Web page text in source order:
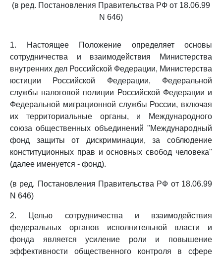
(в ред. Постановления Правительства РФ от 18.06.99
N 646)
1. Настоящее Положение определяет основы
сотрудничества и взаимодействия Министерства
внутренних дел Российской Федерации, Министерства
юстиции Российской Федерации, Федеральной
службы налоговой полиции Российской Федерации и
Федеральной миграционной службы России, включая
их территориальные органы, и Международного
союза общественных объединений "Международный
фонд защиты от дискриминации, за соблюдение
конституционных прав и основных свобод человека"
(далее именуется - фонд).
(в ред. Постановления Правительства РФ от 18.06.99
N 646)
2. Целью сотрудничества и взаимодействия
федеральных органов исполнительной власти и
фонда является усиление роли и повышение
эффективности общественного контроля в сфере